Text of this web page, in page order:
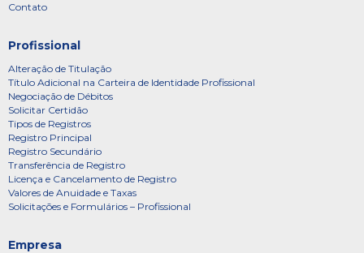
Contato
Profissional
Alteração de Titulação
Título Adicional na Carteira de Identidade Profissional
Negociação de Débitos
Solicitar Certidão
Tipos de Registros
Registro Principal
Registro Secundário
Transferência de Registro
Licença e Cancelamento de Registro
Valores de Anuidade e Taxas
Solicitações e Formulários – Profissional
Empresa